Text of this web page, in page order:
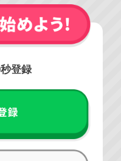
登録